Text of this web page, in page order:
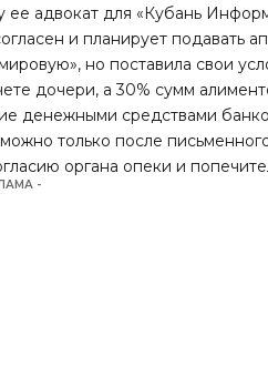
адвокат для «Кубань
и планирует подавать
но поставила свои
дочери, а 30% сумм
денежными средствами
только после
органа опеки и
-